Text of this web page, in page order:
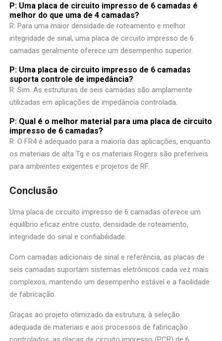
P: Uma placa de circuito impresso de 6 camadas é
melhor do que uma de 4 camadas?
R: Para uma maior densidade de roteamento e melhor
integridade de sinal, uma placa de circuito impresso de 6
camadas geralmente oferece um desempenho superior.
P: Uma placa de circuito impresso de 6 camadas
suporta controle de impedância?
R: Sim. As estruturas de seis camadas são amplamente
utilizadas em aplicações de impedância controlada.
P: Qual é o melhor material para uma placa de circuito
impresso de 6 camadas?
R: O FR4 é adequado para a maioria das aplicações, enquanto
os materiais de alta Tg e os materiais Rogers são preferíveis
para ambientes exigentes e projetos de RF.
Conclusão
Uma placa de circuito impresso de 6 camadas oferece um
equilíbrio eficaz entre custo, densidade de roteamento,
integridade do sinal e confiabilidade.
Com camadas adicionais de sinal e referência, as placas de
seis camadas suportam sistemas eletrônicos cada vez mais
complexos, mantendo um desempenho estável e a facilidade
de fabricação.
Graças ao projeto otimizado da estrutura, à seleção
adequada de materiais e aos processos de fabricação